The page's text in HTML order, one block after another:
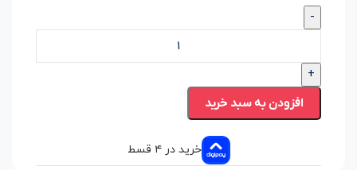
-
+
افزودن به سبد خرید
خرید در ۴ قسط